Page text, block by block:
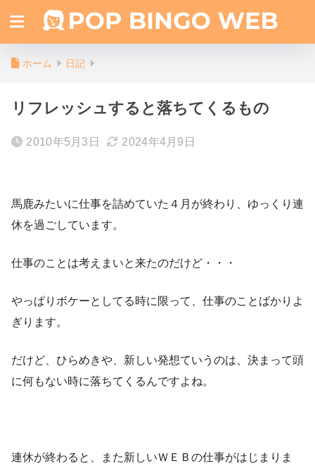
ホーム 日記
リフレッシュすると落ちてくるもの
2010年5月3日 2024年4月9日
馬鹿みたいに仕事を詰めていた４月が終わり、ゆっくり連
休を過ごしています。
仕事のことは考えまいと来たのだけど・・・
やっぱりボケーとしてる時に限って、仕事のことばかりよ
ぎります。
だけど、ひらめきや、新しい発想ていうのは、決まって頭
に何もない時に落ちてくるんですよね。
連休が終わると、また新しいＷＥＢの仕事がはじまりま